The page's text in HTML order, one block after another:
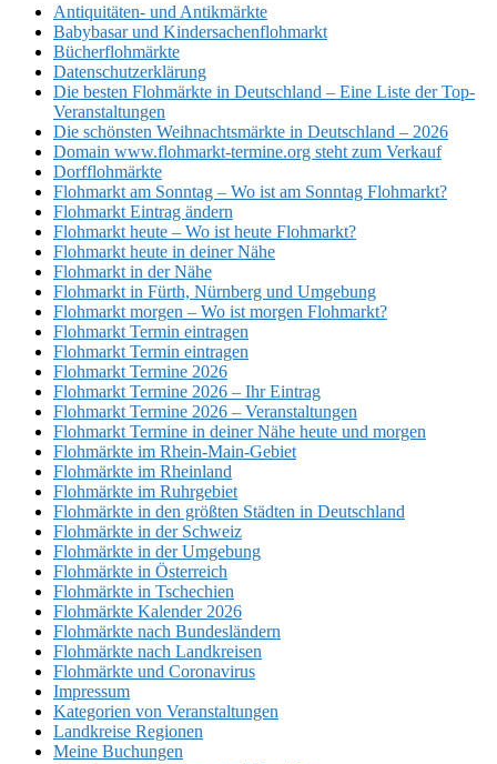
Antiquitäten- und Antikmärkte
Babybasar und Kindersachenflohmarkt
Bücherflohmärkte
Datenschutzerklärung
Die besten Flohmärkte in Deutschland – Eine Liste der Top-
Veranstaltungen
Die schönsten Weihnachtsmärkte in Deutschland – 2026
Domain www.flohmarkt-termine.org steht zum Verkauf
Dorfflohmärkte
Flohmarkt am Sonntag – Wo ist am Sonntag Flohmarkt?
Flohmarkt Eintrag ändern
Flohmarkt heute – Wo ist heute Flohmarkt?
Flohmarkt heute in deiner Nähe
Flohmarkt in der Nähe
Flohmarkt in Fürth, Nürnberg und Umgebung
Flohmarkt morgen – Wo ist morgen Flohmarkt?
Flohmarkt Termin eintragen
Flohmarkt Termin eintragen
Flohmarkt Termine 2026
Flohmarkt Termine 2026 – Ihr Eintrag
Flohmarkt Termine 2026 – Veranstaltungen
Flohmarkt Termine in deiner Nähe heute und morgen
Flohmärkte im Rhein-Main-Gebiet
Flohmärkte im Rheinland
Flohmärkte im Ruhrgebiet
Flohmärkte in den größten Städten in Deutschland
Flohmärkte in der Schweiz
Flohmärkte in der Umgebung
Flohmärkte in Österreich
Flohmärkte in Tschechien
Flohmärkte Kalender 2026
Flohmärkte nach Bundesländern
Flohmärkte nach Landkreisen
Flohmärkte und Coronavirus
Impressum
Kategorien von Veranstaltungen
Landkreise Regionen
Meine Buchungen